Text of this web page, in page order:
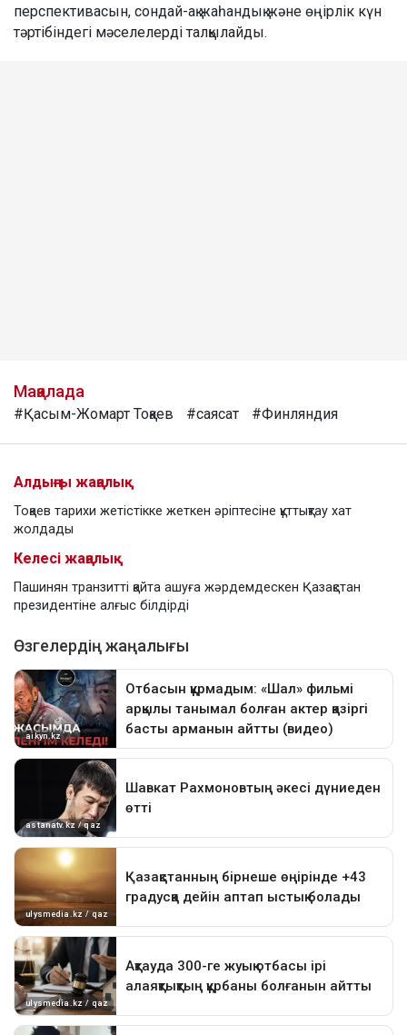
перспективасын, сондай-ақ жаһандық және өңірлік күн
тәртібіндегі мәселелерді талқылайды.
Мақалада
#Қасым-Жомарт Тоқаев #саясат #Финляндия
Алдыңғы жаңалық
Тоқаев тарихи жетістікке жеткен әріптесіне құттықтау хат
жолдады
Келесі жаңалық
Пашинян транзитті қайта ашуға жәрдемдескен Қазақстан
президентіне алғыс білдірді